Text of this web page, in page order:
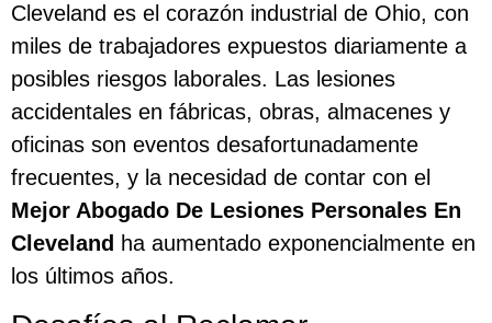
Cleveland es el corazón industrial de Ohio, con
miles de trabajadores expuestos diariamente a
posibles riesgos laborales. Las lesiones
accidentales en fábricas, obras, almacenes y
oficinas son eventos desafortunadamente
frecuentes, y la necesidad de contar con el
Mejor Abogado De Lesiones Personales En
Cleveland ha aumentado exponencialmente en
los últimos años.